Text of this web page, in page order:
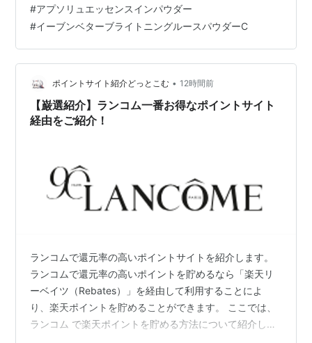
番していました😢 ショック。。。 Diorでの代替品は、持
ち歩きに良さそうなコンパクトタイプでしょう
か・・・。 持ち歩きじゃなくていいんだけどな。 コスメ
デコルテも、プレゼントでもらったので使ったことがあ
ります。 十分良かったのですが、…
#アプソリュエッセンスインパウダー
#イーブンベターブライトニングルースパウダーC
ポイントサイト紹介どっとこむ • 12時間前
【巌選紹介】ランコム一番お得なポイントサイト
経由をご紹介！
ランコムで還元率の高いポイントサイトを紹介します。
ランコムで還元率の高いポイントを貯めるなら「楽天リ
ーベイツ（Rebates）」を経由して利用することによ
り、楽天ポイントを貯めることができます。 ここでは、
ランコム で楽天ポイントを貯める方法について紹介した